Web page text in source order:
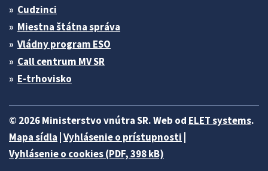
Cudzinci
Miestna štátna správa
Vládny program ESO
Call centrum MV SR
E-trhovisko
© 2026 Ministerstvo vnútra SR. Web od ELET systems.
Mapa sídla Vyhlásenie o prístupnosti
Vyhlásenie o cookies (PDF, 398 kB)